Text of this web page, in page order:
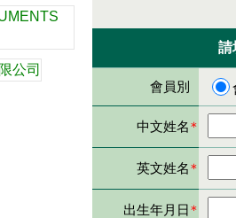
請
會員別
＊
中文姓名
＊
英文姓名
＊
出生年月日